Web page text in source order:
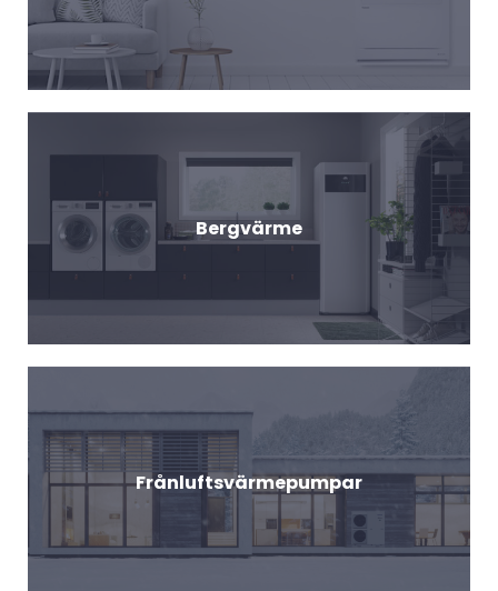
Bergvärme
Frånluftsvärmepumpar